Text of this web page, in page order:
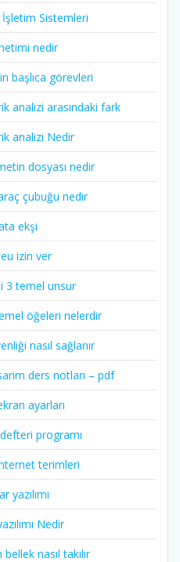
Sistemleri
nedir
başlıca görevleri
analizi arasındaki fark
analizi Nedir
dosyası nedir
çubuğu nedir
ekşi
izin ver
3 temel unsur
öğeleri nelerdir
nasıl sağlanır
ders notları – pdf
ayarları
programı
terimleri
yazılımı
Nedir
nasıl takılır